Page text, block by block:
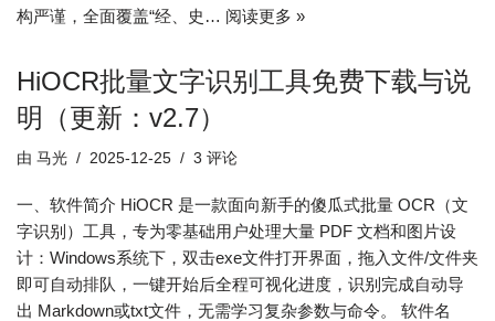
构严谨，全面覆盖“经、史… 阅读更多 »
HiOCR批量文字识别工具免费下载与说
明（更新：v2.7）
由 马光 2025-12-25 3 评论
一、软件简介 HiOCR 是一款面向新手的傻瓜式批量 OCR（文
字识别）工具，专为零基础用户处理大量 PDF 文档和图片设
计：Windows系统下，双击exe文件打开界面，拖入文件/文件夹
即可自动排队，一键开始后全程可视化进度，识别完成自动导
出 Markdown或txt文件，无需学习复杂参数与命令。 软件名